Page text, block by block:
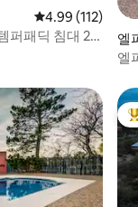
평점 4.99점(5점
4.99 (112)
퍼패딕 침대 2
엘
엘